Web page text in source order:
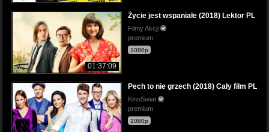
01:37:09
Życie jest wspaniałe (2018) Lektor PL
Filmy Akcji
premium
1080p
Pech to nie grzech (2018) Cały film PL
KinoSwiat
premium
1080p